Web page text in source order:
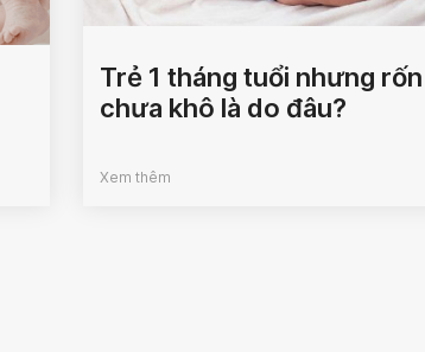
Trẻ 1 tháng tuổi nhưng rốn
chưa khô là do đâu?
Xem thêm